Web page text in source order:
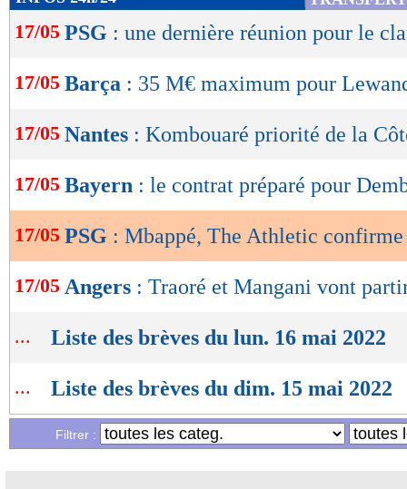
de
lecture
OK
17/05 PSG : une dernière réunion pour le
17/05 Barça : 35 M€ maximum pour
17/05 Nantes : Kombouaré priorité de la
17/05 Bayern : le contrat préparé pour
17/05 PSG : Mbappé, The Athletic confirme
17/05 Angers : Traoré et Mangani vont
... Liste des brèves du lun. 16 mai 2022
... Liste des brèves du dim. 15 mai 2022
Filtrer :